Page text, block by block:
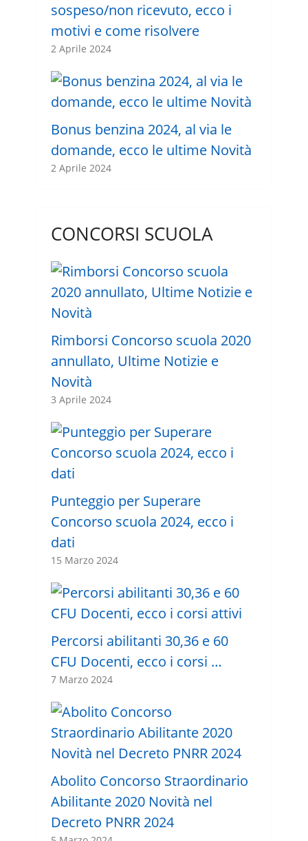
sospeso/non ricevuto, ecco i
motivi e come risolvere
2 Aprile 2024
Bonus benzina 2024, al via le
domande, ecco le ultime Novità
2 Aprile 2024
CONCORSI SCUOLA
Rimborsi Concorso scuola 2020
annullato, Ultime Notizie e
Novità
3 Aprile 2024
Punteggio per Superare
Concorso scuola 2024, ecco i
dati
15 Marzo 2024
Percorsi abilitanti 30,36 e 60
CFU Docenti, ecco i corsi …
7 Marzo 2024
Abolito Concorso Straordinario
Abilitante 2020 Novità nel
Decreto PNRR 2024